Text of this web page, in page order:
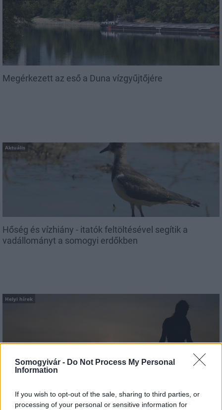
Somogyivár - Do Not Process My Personal
Information
If you wish to opt-out of the sale, sharing to third parties, or
processing of your personal or sensitive information for
Megérkezett az eső a Duna vízgyűjtőjére
Aktuális
Hőség és vízhiány - itatók feltöltésével segítik a
vadállományt a somogyi erdőkben
Helyi hírek
csökken a riasztás